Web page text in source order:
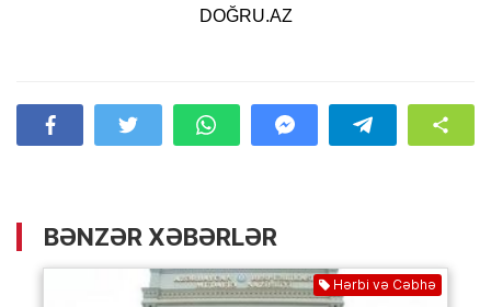
DOĞRU.AZ
BƏNZƏR XƏBƏRLƏR
Hərbi və Cəbhə